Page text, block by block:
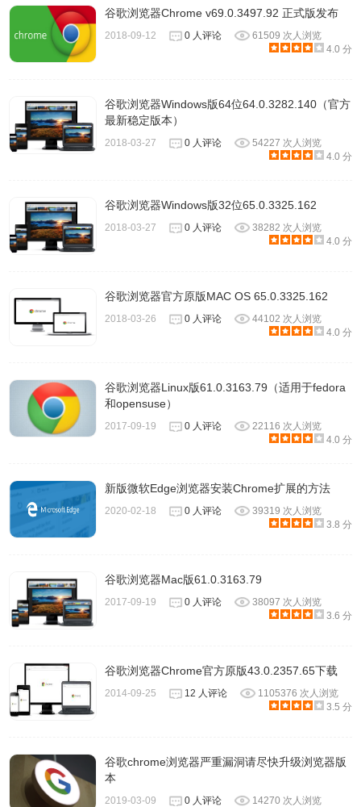
谷歌浏览器Chrome v69.0.3497.92 正式版发布
2018-09-12 0 人评论
61509 次人浏览
4.0 分
谷歌浏览器Windows版64位64.0.3282.140（官方
最新稳定版本）
2018-03-27 0 人评论
54227 次人浏览
4.0 分
谷歌浏览器Windows版32位65.0.3325.162
2018-03-27 0 人评论
38282 次人浏览
4.0 分
谷歌浏览器官方原版MAC OS 65.0.3325.162
2018-03-26 0 人评论
44102 次人浏览
4.0 分
谷歌浏览器Linux版61.0.3163.79（适用于fedora
和opensuse）
2017-09-19 0 人评论
22116 次人浏览
4.0 分
新版微软Edge浏览器安装Chrome扩展的方法
2020-02-18 0 人评论
39319 次人浏览
3.8 分
谷歌浏览器Mac版61.0.3163.79
2017-09-19 0 人评论
38097 次人浏览
3.6 分
谷歌浏览器Chrome官方原版43.0.2357.65下载
2014-09-25 12 人评论
1105376 次人浏览
3.5 分
谷歌chrome浏览器严重漏洞请尽快升级浏览器版
本
2019-03-09 0 人评论
14270 次人浏览